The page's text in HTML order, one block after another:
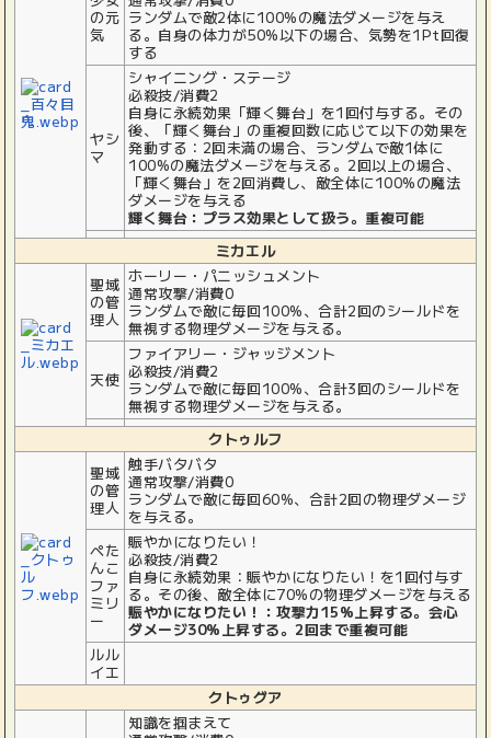
の元
気
ランダムで敵2体に100%の魔法ダメージを与え
る。自身の体力が50%以下の場合、気勢を1Pt回復
する
ヤシ
マ
シャイニング・ステージ
必殺技/消費2
自身に永続効果「輝く舞台」を1回付与する。その
後、「輝く舞台」の重複回数に応じて以下の効果を
発動する：2回未満の場合、ランダムで敵1体に
100%の魔法ダメージを与える。2回以上の場合、
「輝く舞台」を2回消費し、敵全体に100%の魔法
ダメージを与える
輝く舞台：プラス効果として扱う。重複可能
ミカエル
聖域
の管
理人
ホーリー・パニッシュメント
通常攻撃/消費0
ランダムで敵に毎回100%、合計2回のシールドを
無視する物理ダメージを与える。
天使
ファイアリー・ジャッジメント
必殺技/消費2
ランダムで敵に毎回100%、合計3回のシールドを
無視する物理ダメージを与える。
クトゥルフ
聖域
の管
理人
触手バタバタ
通常攻撃/消費0
ランダムで敵に毎回60%、合計2回の物理ダメージ
を与える。
ぺた
んこ
ファ
ミリ
ー
賑やかになりたい！
必殺技/消費2
自身に永続効果：賑やかになりたい！を1回付与す
る。その後、敵全体に70%の物理ダメージを与える
賑やかになりたい！：攻撃力15%上昇する。会心
ダメージ30%上昇する。2回まで重複可能
ルル
イエ
クトゥグア
知識を掴まえて